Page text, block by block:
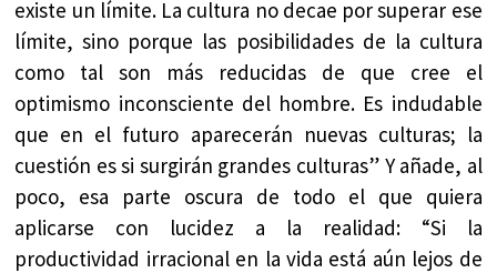
existe un límite. La cultura no decae por superar ese
límite, sino porque las posibilidades de la cultura
como tal son más reducidas de que cree el
optimismo inconsciente del hombre. Es indudable
que en el futuro aparecerán nuevas culturas; la
cuestión es si surgirán grandes culturas” Y añade, al
poco, esa parte oscura de todo el que quiera
aplicarse con lucidez a la realidad: “Si la
productividad irracional en la vida está aún lejos de